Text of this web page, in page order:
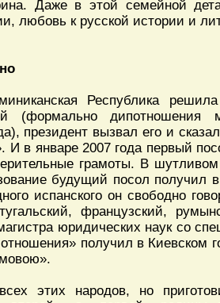
Даже в этой семейной
любовь к русской истории и
Республика
(формально дипотношения
президент вызвал его и
И в январе 2007 года первый
грамоты. В
будущий посол получил
испанского он свободно
французский,
юридических наук со
получил в Киевском
этих народов, но